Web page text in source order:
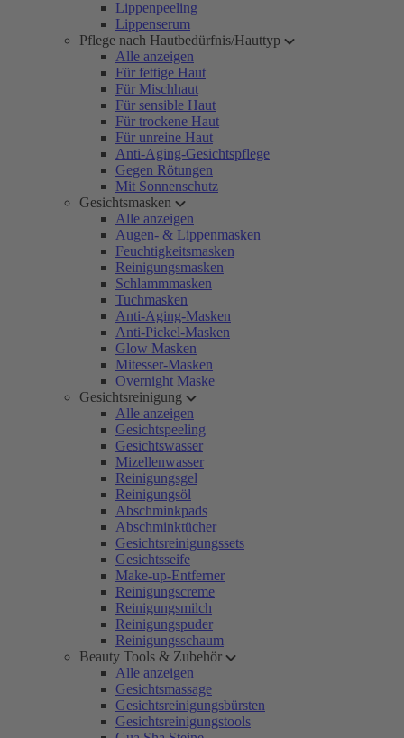
Lippenpeeling
Lippenserum
Pflege nach Hautbedürfnis/Hauttyp
Alle anzeigen
Für fettige Haut
Für Mischhaut
Für sensible Haut
Für trockene Haut
Für unreine Haut
Anti-Aging-Gesichtspflege
Gegen Rötungen
Mit Sonnenschutz
Gesichtsmasken
Alle anzeigen
Augen- & Lippenmasken
Feuchtigkeitsmasken
Reinigungsmasken
Schlammmasken
Tuchmasken
Anti-Aging-Masken
Anti-Pickel-Masken
Glow Masken
Mitesser-Masken
Overnight Maske
Gesichtsreinigung
Alle anzeigen
Gesichtspeeling
Gesichtswasser
Mizellenwasser
Reinigungsgel
Reinigungsöl
Abschminkpads
Abschminktücher
Gesichtsreinigungssets
Gesichtsseife
Make-up-Entferner
Reinigungscreme
Reinigungsmilch
Reinigungspuder
Reinigungsschaum
Beauty Tools & Zubehör
Alle anzeigen
Gesichtsmassage
Gesichtsreinigungsbürsten
Gesichtsreinigungstools